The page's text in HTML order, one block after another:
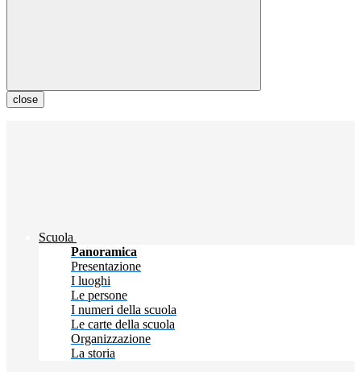
close
Scuola
Panoramica
Presentazione
I luoghi
Le persone
I numeri della scuola
Le carte della scuola
Organizzazione
La storia